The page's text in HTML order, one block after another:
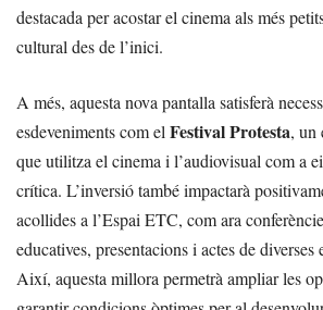
destacada per acostar el cinema als més
cultural des de l’inici.
A més, aquesta nova pantalla satisferà
esdeveniments com el Festival Protesta, un
que utilitza el cinema i l’audiovisual com a
crítica. L’inversió també impactarà
acollides a l’Espai ETC, com ara
educatives, presentacions i actes de
Així, aquesta millora permetrà ampliar les